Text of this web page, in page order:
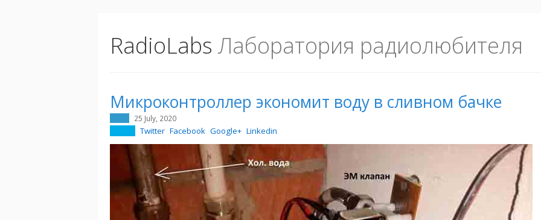
RadioLabs Лаборатория радиолюбителя
Микроконтроллер экономит воду в сливном бачке
25 July, 2020
Twitter Facebook Google+ Linkedin